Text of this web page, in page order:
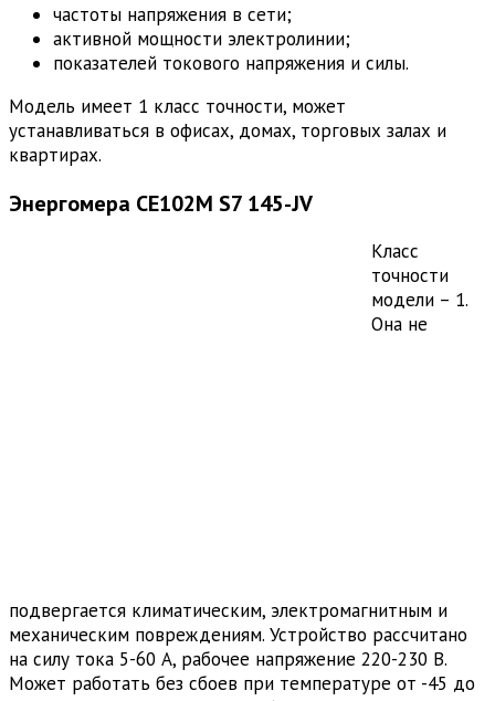
частоты напряжения в сети;
активной мощности электролинии;
показателей токового напряжения и силы.
Модель имеет 1 класс точности, может
устанавливаться в офисах, домах, торговых залах и
квартирах.
Энергомера CE102M S7 145-JV
Класс
точности
модели – 1.
Она не
подвергается климатическим, электромагнитным и
механическим повреждениям. Устройство рассчитано
на силу тока 5-60 А, рабочее напряжение 220-230 В.
Может работать без сбоев при температуре от -45 до